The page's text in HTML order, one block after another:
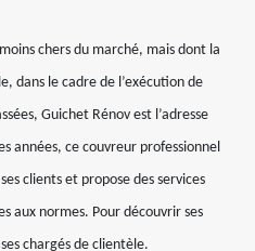
chers du marché, mais dont la
dans le cadre de l’exécution de
Guichet Rénov est l’adresse
années, ce couvreur professionnel
clients et propose des services
aux normes. Pour découvrir ses
chargés de clientèle.